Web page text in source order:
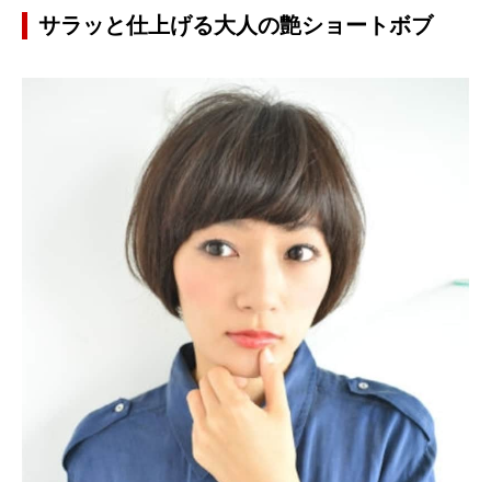
サラッと仕上げる大人の艶ショートボブ